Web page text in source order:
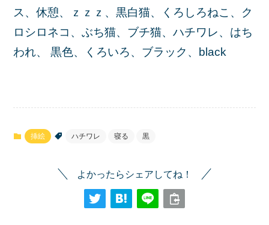
ス、休憩、ｚｚｚ、黒白猫、くろしろねこ、ク
ロシロネコ、ぶち猫、ブチ猫、ハチワレ、はち
われ、 黒色、くろいろ、ブラック、black
挿絵 ハチワレ 寝る 黒
よかったらシェアしてね！